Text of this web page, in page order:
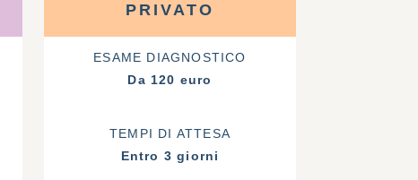
PRIVATO
ESAME DIAGNOSTICO
Da 120 euro
TEMPI DI ATTESA
Entro 3 giorni